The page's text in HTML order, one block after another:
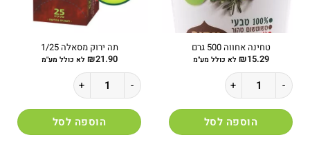
טחינה אחווה 500 גרם
₪15.29 לא כולל מע"מ
כמות של טחינה אחווה 500 גרם
הוספה לסל
תה ירוק מסאלה 1/25
₪21.90 לא כולל מע"מ
כמות של תה ירוק מסאלה 1/25
הוספה לסל